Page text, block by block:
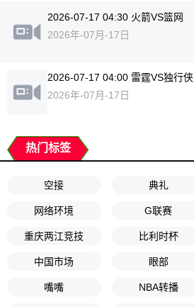
2026-07-17 04:30 火箭VS篮网
2026年-07月-17日
2026-07-17 04:00 雷霆VS独行侠
2026年-07月-17日
热门标签
空接 典礼
网络环境 G联赛
重庆两江竞技 比利时杯
中国市场 眼部
嘴嘴 NBA转播